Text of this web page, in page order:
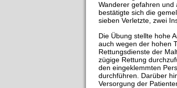
Wanderer gefahren und
bestätigte sich die
sieben Verletzte, zwei
Die Übung stellte hohe
auch wegen der hohen
Rettungsdienste der
zügige Rettung
den eingeklemmten
durchführen. Darüber
Versorgung der